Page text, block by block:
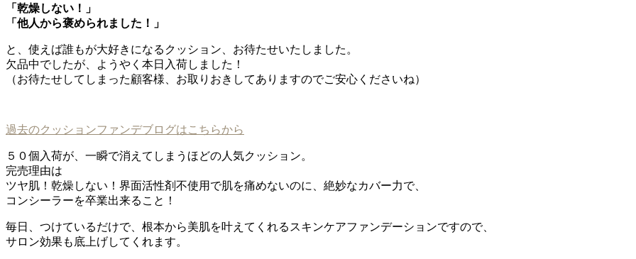
「乾燥しない！」
「他人から褒められました！」
と、使えば誰もが大好きになるクッション、お待たせいたしました。
欠品中でしたが、ようやく本日入荷しました！
（お待たせしてしまった顧客様、お取りおきしてありますのでご安心くださいね）
過去のクッションファンデブログはこちらから
５０個入荷が、一瞬で消えてしまうほどの人気クッション。
完売理由は
ツヤ肌！乾燥しない！界面活性剤不使用で肌を痛めないのに、絶妙なカバー力で、
コンシーラーを卒業出来ること！
毎日、つけているだけで、根本から美肌を叶えてくれるスキンケアファンデーションですので、
サロン効果も底上げしてくれます。